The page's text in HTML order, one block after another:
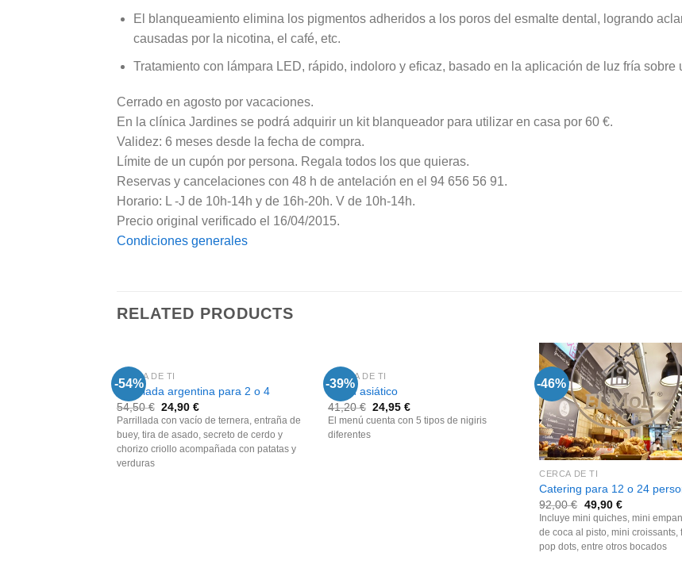
El blanqueamiento elimina los pigmentos adheridos a los poros del esmalte dental, logrando
causadas por la nicotina, el café, etc.
Tratamiento con lámpara LED, rápido, indoloro y eficaz, basado en la aplicación de luz fría sobre
Cerrado en agosto por vacaciones.
En la clínica Jardines se podrá adquirir un kit blanqueador para utilizar en casa por 60 €.
Validez: 6 meses desde la fecha de compra.
Límite de un cupón por persona. Regala todos los que quieras.
Reservas y cancelaciones con 48 h de antelación en el 94 656 56 91.
Horario: L -J de 10h-14h y de 16h-20h. V de 10h-14h.
Precio original verificado el 16/04/2015.
Condiciones generales
RELATED PRODUCTS
-54%
CERCA DE TI
Parrillada argentina para 2 o 4
54,50€ 24,90€
Parrillada con vacío de ternera, entraña de
buey, tira de asado, secreto de cerdo y
chorizo criollo acompañada con patatas y
verduras
-39%
CERCA DE TI
Menú asiático
41,20€ 24,95€
El menú cuenta con 5 tipos de nigiris
diferentes
-46%
CERCA DE TI
Catering para 12 o 24
92,00€ 49,90 €
Incluye mini quiches, mini
de coca al pisto, mini croissants,
pop dots, entre otros bocados